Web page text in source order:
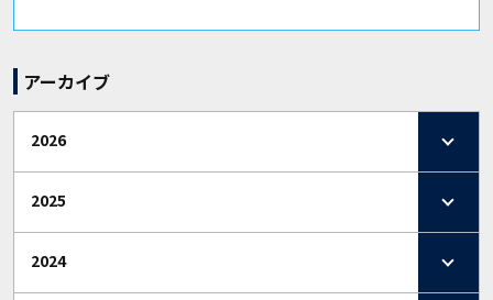
アーカイブ
2026
2025
2024